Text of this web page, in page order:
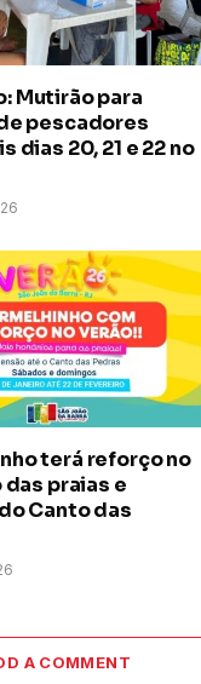
Mutirão para
pescadores
dias 20, 21 e 22 no
terá reforço no
praias e
Canto das
A COMMENT